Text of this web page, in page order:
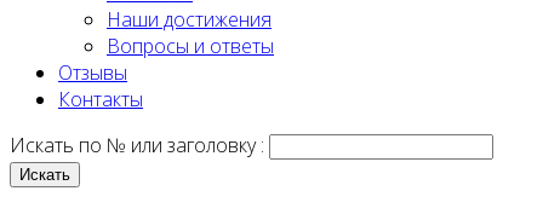
Наши достижения
Вопросы и ответы
Отзывы
Контакты
Искать по № или заголовку :